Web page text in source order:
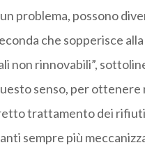
problema, possono
che sopperisce
non rinnovabili”,
senso, per ottenere
trattamento dei
sempre più